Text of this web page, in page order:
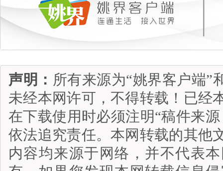
声明： 所有来源为“姚界客户端”
未经本网许可，不得转载！已经
在下载使用时必须注明“稿件来
依法追究责任。本网转载的其他
内容均来源于网络，并不代表